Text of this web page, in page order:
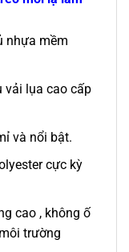
nhựa mềm
vải lụa cao cấp
và nổi bật.
cực kỳ
cao , không ố
trường